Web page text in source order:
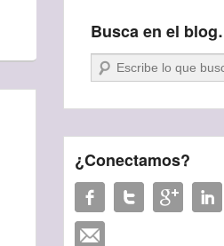
Busca en el
Buscar
¿Conectamos?